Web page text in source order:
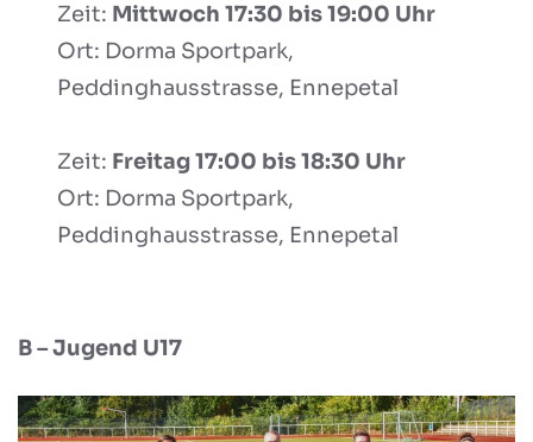
Zeit: Mittwoch 17:30 bis 19:00 Uhr
Ort: Dorma Sportpark,
Peddinghausstrasse, Ennepetal
Zeit: Freitag 17:00 bis 18:30 Uhr
Ort: Dorma Sportpark,
Peddinghausstrasse, Ennepetal
B – Jugend U17